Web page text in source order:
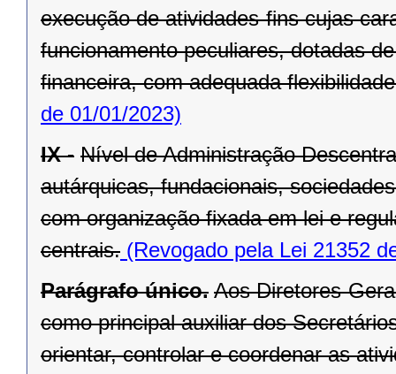
execução de atividades-fins cujas
funcionamento peculiares, dotadas
financeira, com adequada
de 01/01/2023)
IX - Nível de Administração
autárquicas, fundacionais,
com organização fixada em lei e
centrais. (Revogado pela Lei 21352
Parágrafo único. Aos Diretores-
como principal auxiliar dos
orientar, controlar e coordenar as